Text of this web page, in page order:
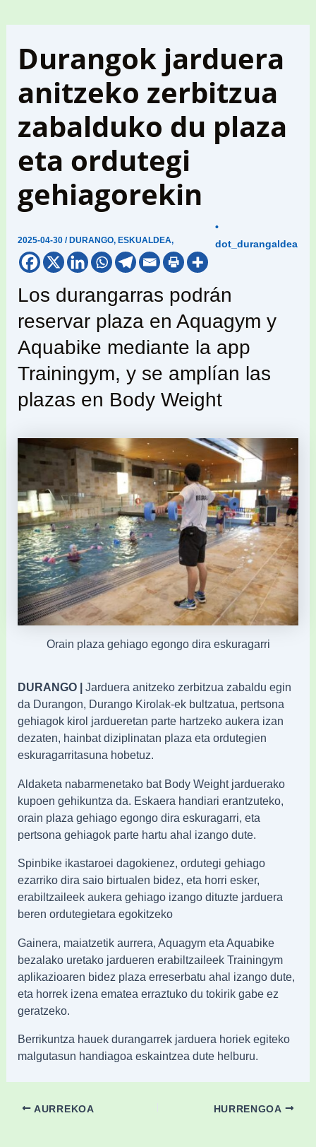
Durangok jarduera
anitzeko zerbitzua
zabalduko du plaza
eta ordutegi
gehiagorekin
2025-04-30/ DURANGO, ESKUALDEA,
•
dot_durangaldea
Los durangarras podrán
reservar plaza en Aquagym y
Aquabike mediante la app
Trainingym, y se amplían las
plazas en Body Weight
Orain plaza gehiago egongo dira eskuragarri
DURANGO |
Jarduera anitzeko zerbitzua zabaldu egin
da Durangon, Durango Kirolak-ek bultzatua, pertsona
gehiagok kirol jardueretan parte hartzeko aukera izan
dezaten, hainbat diziplinatan plaza eta ordutegien
eskuragarritasuna hobetuz.
Aldaketa nabarmenetako bat Body Weight jarduerako
kupoen gehikuntza da. Eskaera handiari erantzuteko,
orain plaza gehiago egongo dira eskuragarri, eta
pertsona gehiagok parte hartu ahal izango dute.
Spinbike ikastaroei dagokienez, ordutegi gehiago
ezarriko dira saio birtualen bidez, eta horri esker,
erabiltzaileek aukera gehiago izango dituzte jarduera
beren ordutegietara egokitzeko
Gainera, maiatzetik aurrera, Aquagym eta Aquabike
bezalako uretako jardueren erabiltzaileek Trainingym
aplikazioaren bidez plaza erreserbatu ahal izango dute,
eta horrek izena ematea erraztuko du tokirik gabe ez
geratzeko.
Berrikuntza hauek durangarrek jarduera horiek egiteko
malgutasun handiagoa eskaintzea dute helburu.
AURREKOA HURRENGOA